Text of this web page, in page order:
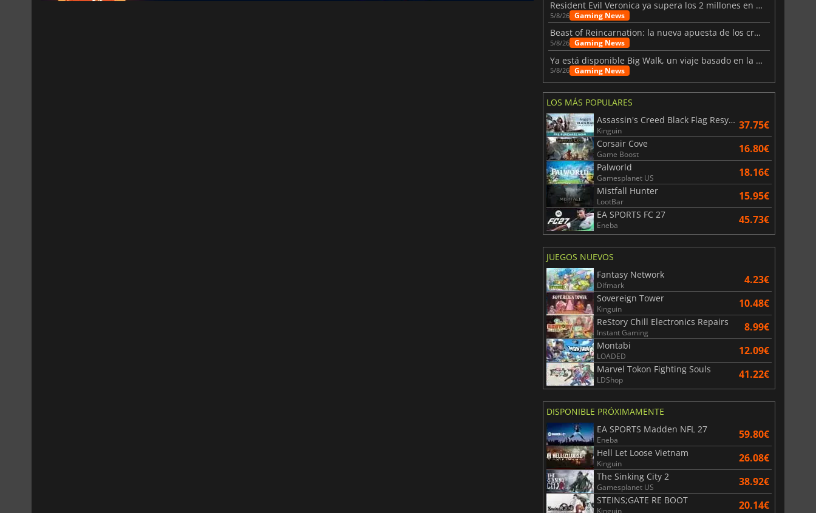
Resident Evil Veronica ya supera los 2 millones en listas de deseados
5/8/26 Gaming News
Beast of Reincarnation: la nueva apuesta de los creadores de Pokémon
5/8/26 Gaming News
Ya está disponible Big Walk, un viaje basado en la amistad
5/8/26 Gaming News
LOS MÁS POPULARES
Assassin's Creed Black Flag Resynced
Kinguin 37.75€
Corsair Cove
Game Boost 16.80€
Palworld
Gamesplanet US 18.16€
Mistfall Hunter
LootBar 15.95€
EA SPORTS FC 27
Eneba 45.73€
JUEGOS NUEVOS
Fantasy Network
Difmark 4.23€
Sovereign Tower
Kinguin 10.48€
ReStory Chill Electronics Repairs
Instant Gaming 8.99€
Montabi
LOADED 12.09€
Marvel Tokon Fighting Souls
LDShop 41.22€
DISPONIBLE PRÓXIMAMENTE
EA SPORTS Madden NFL 27
Eneba 59.80€
Hell Let Loose Vietnam
Kinguin 26.08€
The Sinking City 2
Gamesplanet US 38.92€
STEINS;GATE RE BOOT
Kinguin 20.14€